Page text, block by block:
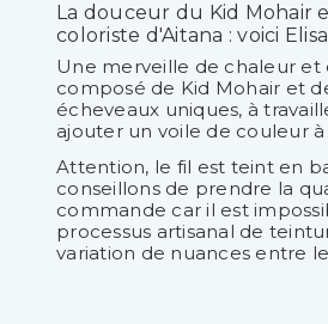
La douceur du Kid Mohair
coloriste d'Aitana : voici
Une merveille de chaleur et
composé de Kid Mohair et
écheveaux uniques, à
ajouter un voile de couleur
Attention, le fil est teint en
conseillons de prendre la
commande car il est
processus artisanal de
variation de nuances entre